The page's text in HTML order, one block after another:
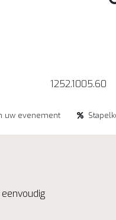
1252.1005.60
uw evenement